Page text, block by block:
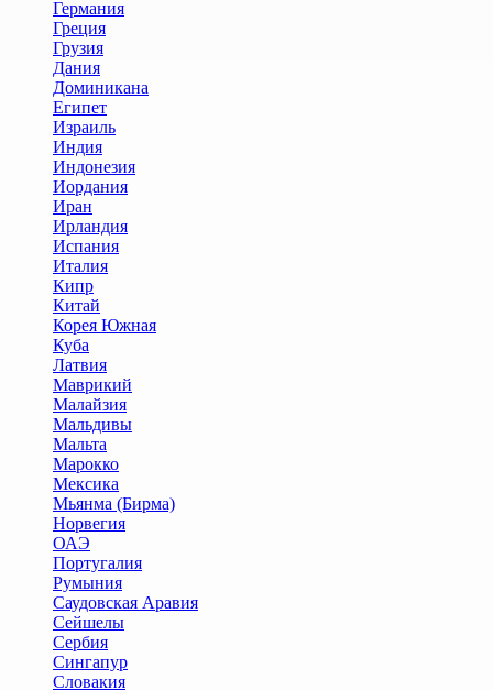
Германия
Греция
Грузия
Дания
Доминикана
Египет
Израиль
Индия
Индонезия
Иордания
Иран
Ирландия
Испания
Италия
Кипр
Китай
Корея Южная
Куба
Латвия
Маврикий
Малайзия
Мальдивы
Мальта
Марокко
Мексика
Мьянма (Бирма)
Норвегия
ОАЭ
Португалия
Румыния
Саудовская Аравия
Сейшелы
Сербия
Сингапур
Словакия